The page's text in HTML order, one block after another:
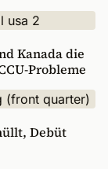
Kanada die
Probleme
Debüt